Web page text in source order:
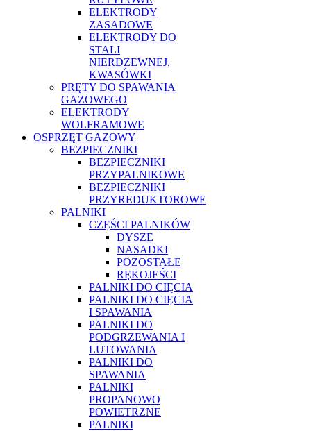
ELEKTRODY
ZASADOWE
ELEKTRODY DO
STALI
NIERDZEWNEJ,
KWASÓWKI
PRĘTY DO SPAWANIA
GAZOWEGO
ELEKTRODY
WOLFRAMOWE
OSPRZĘT GAZOWY
BEZPIECZNIKI
BEZPIECZNIKI
PRZYPALNIKOWE
BEZPIECZNIKI
PRZYREDUKTOROWE
PALNIKI
CZĘŚCI PALNIKÓW
DYSZE
NASADKI
POZOSTAŁE
RĘKOJEŚCI
PALNIKI DO CIĘCIA
PALNIKI DO CIĘCIA
I SPAWANIA
PALNIKI DO
PODGRZEWANIA I
LUTOWANIA
PALNIKI DO
SPAWANIA
PALNIKI
PROPANOWO
POWIETRZNE
PALNIKI